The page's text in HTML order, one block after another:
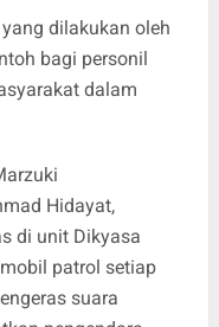
dilakukan oleh
bagi personil
dalam
Hidayat,
di unit Dikyasa
patrol setiap
suara